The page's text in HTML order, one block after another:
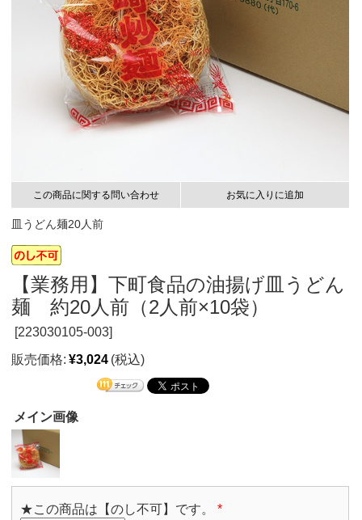
この商品に関する問い合わせ お気に入りに追加
皿うどん麺20人前
【業務用】下町食品の油揚げ皿うどん
麺 約20人前（2人前×10袋）
[223030105-003]
販売価格: ¥3,024 (税込)
メイン画像
★この商品は【のし不可】です。 *